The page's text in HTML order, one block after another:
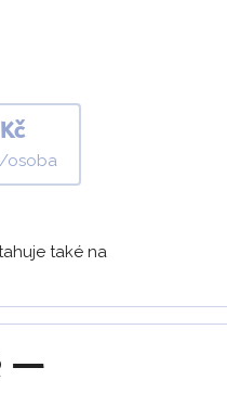
osoba
také na
—